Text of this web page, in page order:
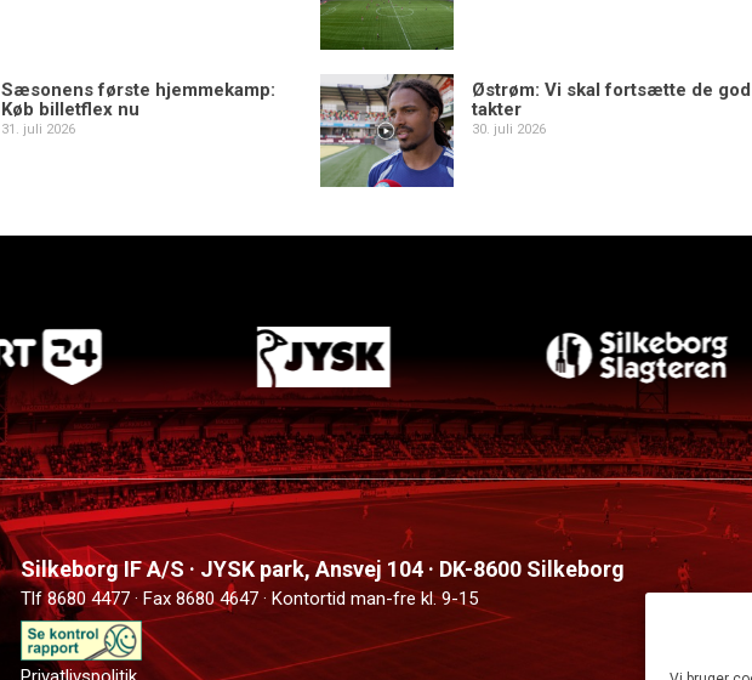
Sæsonens første hjemmekamp:
Køb billetflex nu
31. juli 2026
Østrøm: Vi skal fortsætte de
takter
30. juli 2026
Silkeborg IF A/S · JYSK park, Ansvej 104 · DK-8600 Silkeborg
Tlf 8680 4477 · Fax 8680 4647 · Kontortid man-fre kl. 9-15